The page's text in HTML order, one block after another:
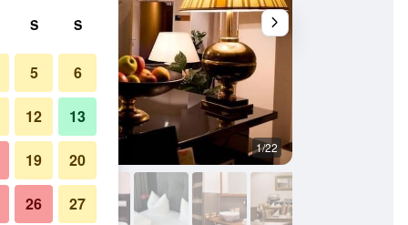
1/22
S S
5 6
12 13
19 20
26 27